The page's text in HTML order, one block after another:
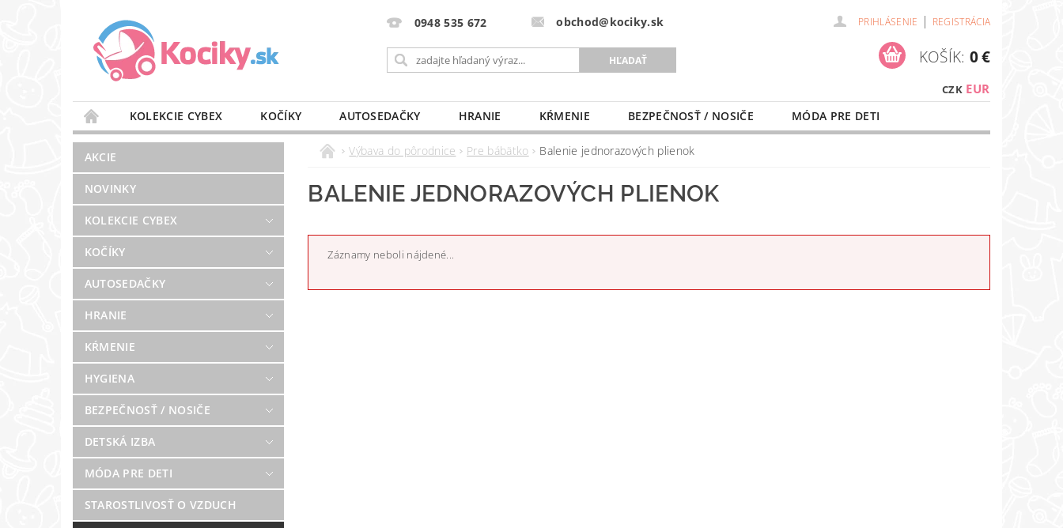
0948 535 672 obchod@kociky.sk PRIHLÁSENIE | REGISTRÁCIA
CZK EUR
KOŠÍK: 0 €
KOLEKCIE CYBEX KOČÍKY AUTOSEDAČKY HRANIE KŔMENIE BEZPEČNOSŤ / NOSIČE
MÓDA PRE DETI
STAROSTLIVOSŤ O VZDUCH
VÝBAVA DO PÔRODNICE MLIEKO A VÝŽIVA PRE MAMIČKU
BLOG
PREDAJŇA KONTAKT
AKCIE
NOVINKY
KOLEKCIE CYBEX
KOČÍKY
AUTOSEDAČKY
HRANIE
KŔMENIE
HYGIENA
BEZPEČNOSŤ / NOSIČE
DETSKÁ IZBA
MÓDA PRE DETI
STAROSTLIVOSŤ O VZDUCH
Výbava do pôrodnice Pre bábätko Balenie jednorazových plienok
BALENIE JEDNORAZOVÝCH PLIENOK
Záznamy neboli nájdené...